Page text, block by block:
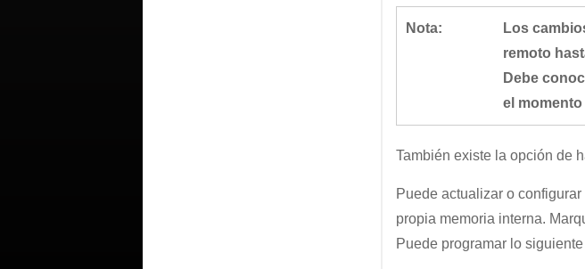
Nota:
Los
remoto
Debe
el
También existe la opción de
Puede actualizar o
propia memoria interna.
Puede programar lo